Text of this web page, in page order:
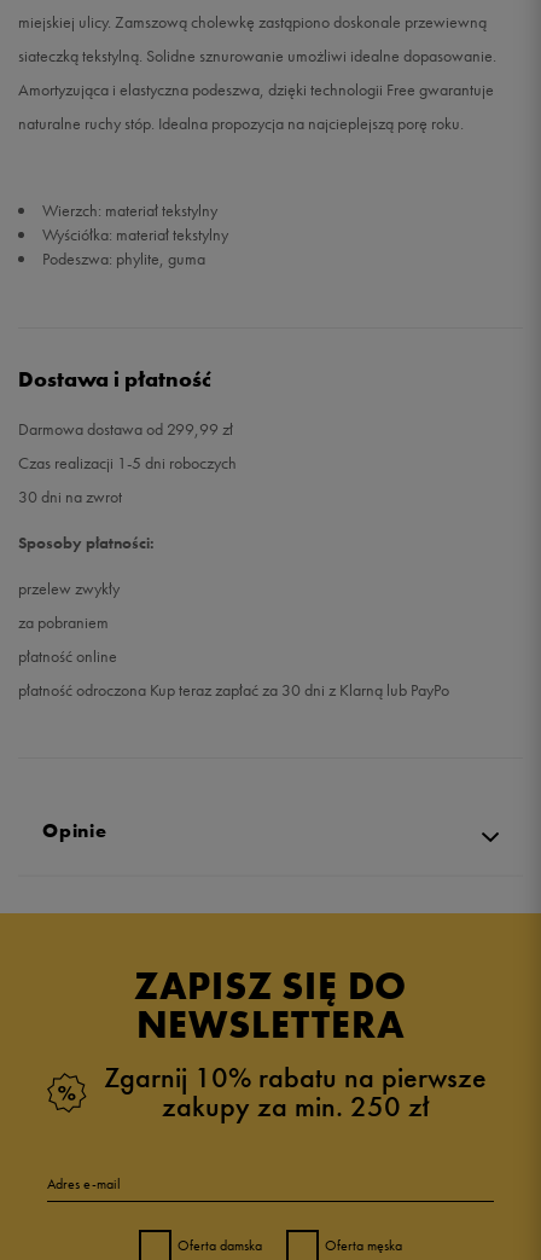
40,5 26 cm Powiadom o dostępności
miejskiej ulicy. Zamszową cholewkę zastąpiono doskonale przewiewną
siateczką tekstylną. Solidne sznurowanie umożliwi idealne dopasowanie.
Amortyzująca i elastyczna podeszwa, dzięki technologii Free gwarantuje
naturalne ruchy stóp. Idealna propozycja na najcieplejszą porę roku.
Wierzch: materiał tekstylny
Wyściółka: materiał tekstylny
Podeszwa: phylite, guma
Dostawa i płatność
Darmowa dostawa od 299,99 zł
Czas realizacji 1-5 dni roboczych
30 dni na zwrot
Sposoby płatności:
przelew zwykły
za pobraniem
płatność online
płatność odroczona Kup teraz zapłać za 30 dni z Klarną lub PayPo
Opinie
ZAPISZ SIĘ DO
NEWSLETTERA
Zgarnij 10% rabatu na pierwsze
zakupy za min. 250 zł
Adres e-mail
Oferta damska Oferta męska